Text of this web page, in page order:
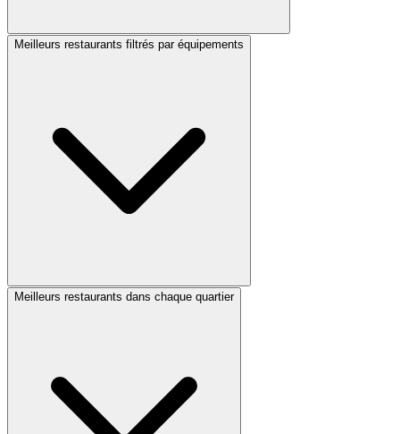
Meilleurs restaurants filtrés par équipements
Meilleurs restaurants dans chaque quartier